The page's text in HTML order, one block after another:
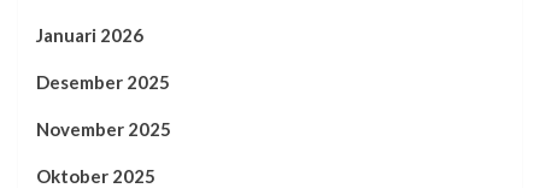
Januari 2026
Desember 2025
November 2025
Oktober 2025